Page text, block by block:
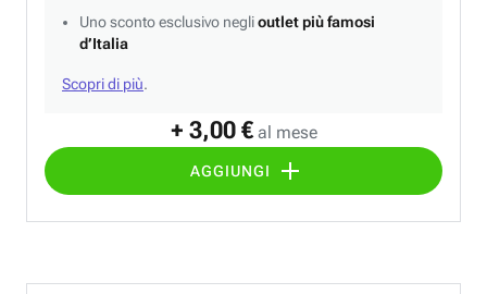
+ 3,00 € al mese
AGGIUNGI
Uno sconto esclusivo neglioutlet più famosi
d’Italia
Scopri di più.